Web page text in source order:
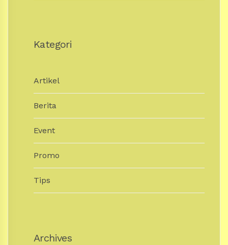
Kategori
Artikel
Berita
Event
Promo
Tips
Archives